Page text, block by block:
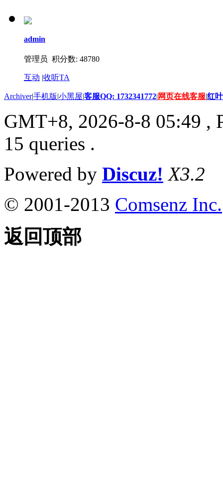
admin
管理员 积分数: 48780
互动 |收听TA
Archiver|手机版|小黑屋|客服QQ: 1732341772| 网页在线客服|红
GMT+8, 2026-8-8 05:49 ,
15 queries .
Powered by Discuz! X3.2
© 2001-2013 Comsenz Inc.
返回顶部